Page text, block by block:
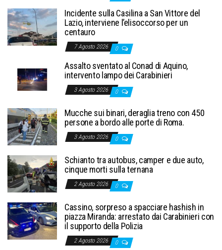
Incidente sulla Casilina a San Vittore del
Lazio, interviene l’elisoccorso per un
centauro
7 Agosto 2026 0
Assalto sventato al Conad di Aquino,
intervento lampo dei Carabinieri
3 Agosto 2026 0
Mucche sui binari, deraglia treno con 450
persone a bordo alle porte di Roma.
3 Agosto 2026 0
Schianto tra autobus, camper e due auto,
cinque morti sulla ternana
2 Agosto 2026 0
Cassino, sorpreso a spacciare hashish in
piazza Miranda: arrestato dai Carabinieri con
il supporto della Polizia
2 Agosto 2026 0